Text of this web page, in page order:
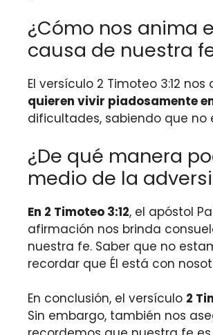
¿Cómo nos anima
causa de nuestra
El versículo 2 Timoteo 3:12
quieren vivir piadosamente
dificultades, sabiendo que
¿De qué manera
medio de la
En 2 Timoteo 3:12, el apóstol
afirmación nos brinda
nuestra fe. Saber que no
recordar que Él está con
En conclusión, el versículo 2
Sin embargo, también nos